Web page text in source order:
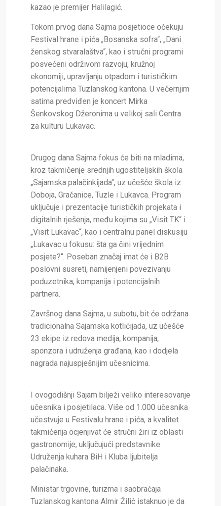
kazao je premijer Halilagić.
Tokom prvog dana Sajma posjetioce očekuju
Festival hrane i pića „Bosanska sofra“, „Dani
ženskog stvaralaštva“, kao i stručni programi
posvećeni održivom razvoju, kružnoj
ekonomiji, upravljanju otpadom i turističkim
potencijalima Tuzlanskog kantona. U večernjim
satima predviđen je koncert Mirka
Šenkovskog Džeronima u velikoj sali Centra
za kulturu Lukavac.
Drugog dana Sajma fokus će biti na mladima,
kroz takmičenje srednjih ugostiteljskih škola
„Sajamska palačinkijada“, uz učešće škola iz
Doboja, Gračanice, Tuzle i Lukavca. Program
uključuje i prezentacije turističkih projekata i
digitalnih rješenja, među kojima su „Visit TK“ i
„Visit Lukavac“, kao i centralnu panel diskusiju
„Lukavac u fokusu: šta ga čini vrijednim
posjete?“. Poseban značaj imat će i B2B
poslovni susreti, namijenjeni povezivanju
poduzetnika, kompanija i potencijalnih
partnera.
Završnog dana Sajma, u subotu, bit će održana
tradicionalna Sajamska kotlićijada, uz učešće
23 ekipe iz redova medija, kompanija,
sponzora i udruženja građana, kao i dodjela
nagrada najuspješnijim učesnicima.
I ovogodišnji Sajam bilježi veliko interesovanje
učesnika i posjetilaca. Više od 1.000 učesnika
učestvuje u Festivalu hrane i pića, a kvalitet
takmičenja ocjenjivat će stručni žiri iz oblasti
gastronomije, uključujući predstavnike
Udruženja kuhara BiH i Kluba ljubitelja
palačinaka.
Ministar trgovine, turizma i saobraćaja
Tuzlanskog kantona Almir Žilić istaknuo je da